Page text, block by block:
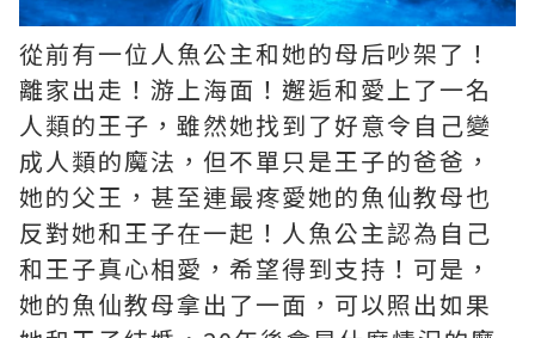
從前有一位人魚公主和她的母后吵架了！
離家出走！游上海面！邂逅和愛上了一名
人類的王子，雖然她找到了好意令自己變
成人類的魔法，但不單只是王子的爸爸，
她的父王，甚至連最疼愛她的魚仙教母也
反對她和王子在一起！人魚公主認為自己
和王子真心相愛，希望得到支持！可是，
她的魚仙教母拿出了一面，可以照出如果